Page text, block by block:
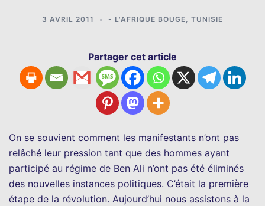
3 AVRIL 2011 - L'AFRIQUE BOUGE, TUNISIE
Partager cet article
On se souvient comment les manifestants n’ont pas
relâché leur pression tant que des hommes ayant
participé au régime de Ben Ali n’ont pas été éliminés
des nouvelles instances politiques. C’était la première
étape de la révolution. Aujourd’hui nous assistons à la